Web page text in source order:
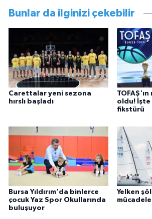
Bunlar da ilginizi çekebilir
Carettalar yeni sezona
hırslı başladı
oldu! İşte
fikstürü
Bursa Yıldırım'da binlerce
çocuk Yaz Spor Okullarında
buluşuyor
Yelken